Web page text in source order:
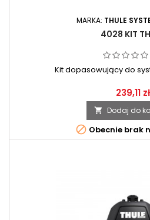
MARKA: THULE
4028 KIT
Kit dopasowujący do
239,11 zł
 Dodaj do
 Obecnie brak